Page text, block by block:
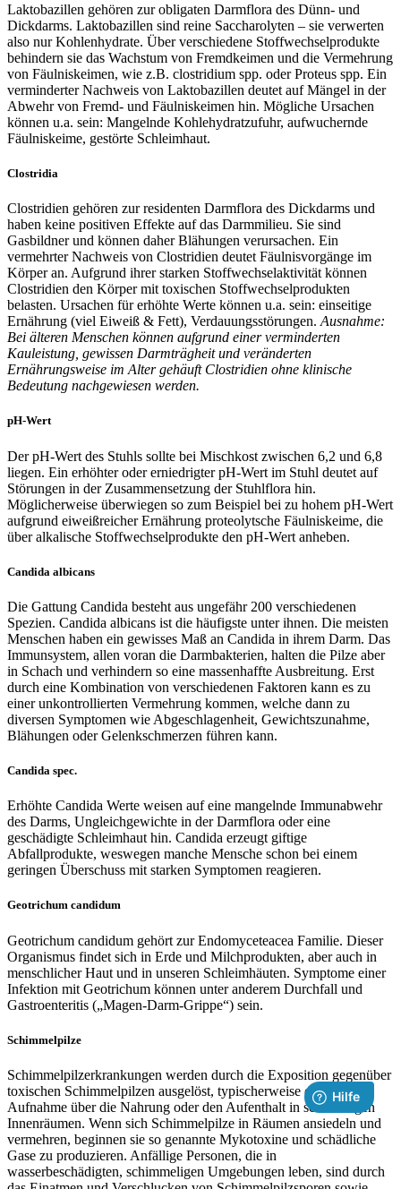
Laktobazillen gehören zur obligaten Darmflora des Dünn- und
Dickdarms. Laktobazillen sind reine Saccharolyten – sie verwerten
also nur Kohlenhydrate. Über verschiedene Stoffwechselprodukte
behindern sie das Wachstum von Fremdkeimen und die Vermehrung
von Fäulniskeimen, wie z.B. clostridium spp. oder Proteus spp. Ein
verminderter Nachweis von Laktobazillen deutet auf Mängel in der
Abwehr von Fremd- und Fäulniskeimen hin. Mögliche Ursachen
können u.a. sein: Mangelnde Kohlehydratzufuhr, aufwuchernde
Fäulniskeime, gestörte Schleimhaut.
Clostridia
Clostridien gehören zur residenten Darmflora des Dickdarms und
haben keine positiven Effekte auf das Darmmilieu. Sie sind
Gasbildner und können daher Blähungen verursachen. Ein
vermehrter Nachweis von Clostridien deutet Fäulnisvorgänge im
Körper an. Aufgrund ihrer starken Stoffwechselaktivität können
Clostridien den Körper mit toxischen Stoffwechselprodukten
belasten. Ursachen für erhöhte Werte können u.a. sein: einseitige
Ernährung (viel Eiweiß & Fett), Verdauungsstörungen. Ausnahme:
Bei älteren Menschen können aufgrund einer verminderten
Kauleistung, gewissen Darmträgheit und veränderten
Ernährungsweise im Alter gehäuft Clostridien ohne klinische
Bedeutung nachgewiesen werden.
pH-Wert
Der pH-Wert des Stuhls sollte bei Mischkost zwischen 6,2 und 6,8
liegen. Ein erhöhter oder erniedrigter pH-Wert im Stuhl deutet auf
Störungen in der Zusammensetzung der Stuhlflora hin.
Möglicherweise überwiegen so zum Beispiel bei zu hohem pH-Wert
aufgrund eiweißreicher Ernährung proteolytsche Fäulniskeime, die
über alkalische Stoffwechselprodukte den pH-Wert anheben.
Candida albicans
Die Gattung Candida besteht aus ungefähr 200 verschiedenen
Spezien. Candida albicans ist die häufigste unter ihnen. Die meisten
Menschen haben ein gewisses Maß an Candida in ihrem Darm. Das
Immunsystem, allen voran die Darmbakterien, halten die Pilze aber
in Schach und verhindern so eine massenhaffte Ausbreitung. Erst
durch eine Kombination von verschiedenen Faktoren kann es zu
einer unkontrollierten Vermehrung kommen, welche dann zu
diversen Symptomen wie Abgeschlagenheit, Gewichtszunahme,
Blähungen oder Gelenkschmerzen führen kann.
Candida spec.
Erhöhte Candida Werte weisen auf eine mangelnde Immunabwehr
des Darms, Ungleichgewichte in der Darmflora oder eine
geschädigte Schleimhaut hin. Candida erzeugt giftige
Abfallprodukte, weswegen manche Mensche schon bei einem
geringen Überschuss mit starken Symptomen reagieren.
Geotrichum candidum
Geotrichum candidum gehört zur Endomyceteacea Familie. Dieser
Organismus findet sich in Erde und Milchprodukten, aber auch in
menschlicher Haut und in unseren Schleimhäuten. Symptome einer
Infektion mit Geotrichum können unter anderem Durchfall und
Gastroenteritis („Magen-Darm-Grippe“) sein.
Schimmelpilze
Schimmelpilzerkrankungen werden durch die Exposition gegenüber
toxischen Schimmelpilzen ausgelöst, typischerweise durch die
Aufnahme über die Nahrung oder den Aufenthalt in schimmligen
Innenräumen. Wenn sich Schimmelpilze in Räumen ansiedeln und
vermehren, beginnen sie so genannte Mykotoxine und schädliche
Gase zu produzieren. Anfällige Personen, die in
wasserbeschädigten, schimmeligen Umgebungen leben, sind durch